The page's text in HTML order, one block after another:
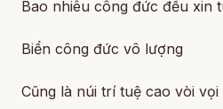
Bao nhiêu công đức đều xin
Biển công đức vô lượng
Cũng là núi trí tuệ cao vòi vọi